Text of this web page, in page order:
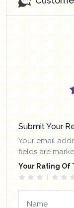
Submit Your
Your email
fields are
Your Rating Of